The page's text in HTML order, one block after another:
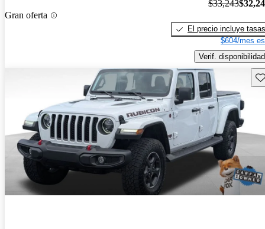
Gran oferta
$33,243
El precio incluye tasas
$604/mes
Verif. disponibilidad